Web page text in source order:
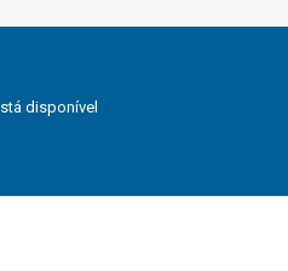
disponível